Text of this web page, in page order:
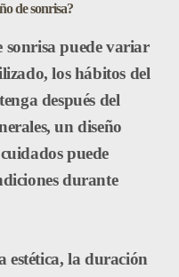
de sonrisa?
sonrisa puede variar
los hábitos del
después del
un diseño
puede
durante
estética, la duración